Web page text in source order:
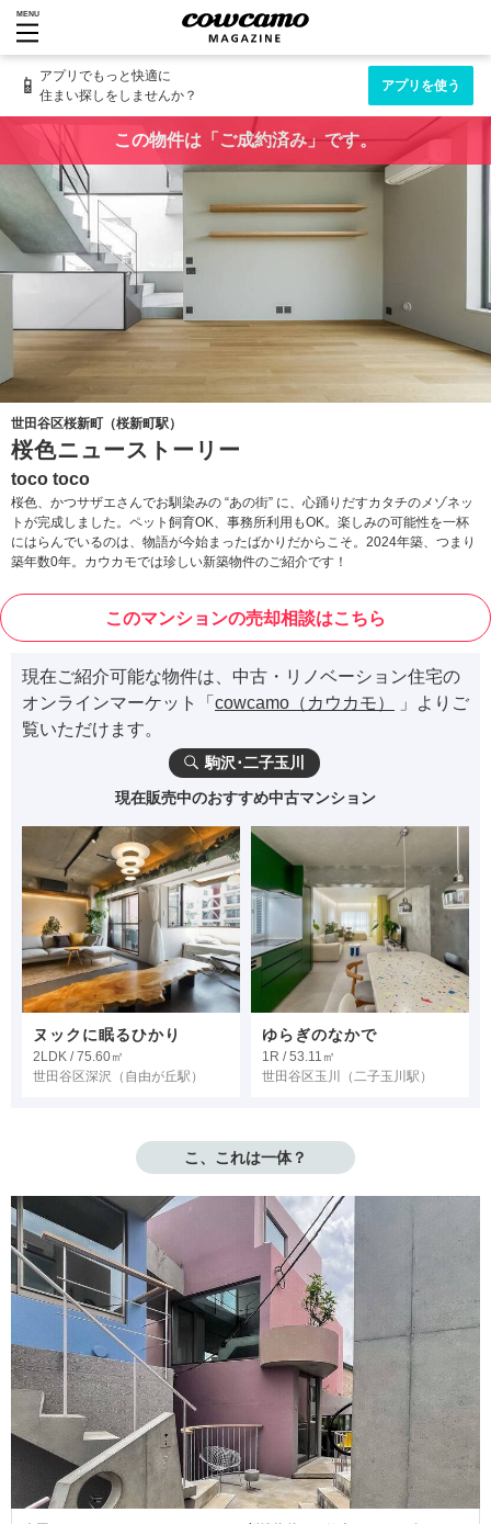
MENU
📱 アプリでもっと快適に
住まい探しをしませんか？
アプリを使う
この物件は「ご成約済み」です。
世田谷区桜新町（桜新町駅）
桜色ニューストーリー
toco toco
桜色、かつサザエさんでお馴染みの “あの街” に、心踊りだすカタチのメゾネッ
トが完成しました。ペット飼育OK、事務所利用もOK。楽しみの可能性を一杯
にはらんでいるのは、物語が今始まったばかりだからこそ。2024年築、つまり
築年数0年。カウカモでは珍しい新築物件のご紹介です！
このマンションの売却相談はこちら
現在ご紹介可能な物件は、中古・リノベーション住宅の
オンラインマーケット「 cowcamo（カウカモ）
」よりご
覧いただけます。
駒沢･二子玉川
現在販売中のおすすめ中古マンション
ヌックに眠るひかり
2LDK / 75.60㎡
世田谷区深沢 （自由が丘駅）
ゆらぎのなかで
1R / 53.11㎡
世田谷区玉川
（二子玉川駅）
こ、これは一体？